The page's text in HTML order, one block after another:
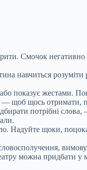
Смочок негативно
розуміти
показує жестами.
— щоб щось отримати,
потрібні
Надуйте щоки,
можна придбати у